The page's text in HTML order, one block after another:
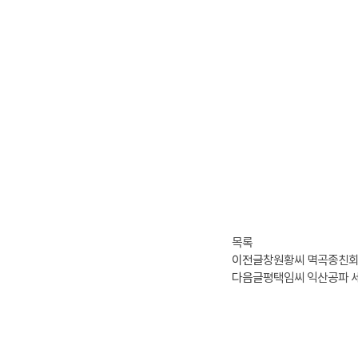
목록
이전글창원황씨 멱곡종친
다음글평택임씨 익산공파